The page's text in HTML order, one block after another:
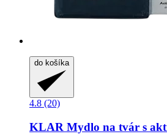
do košíka
4.8 (20)
KLAR Mydlo na tvár s